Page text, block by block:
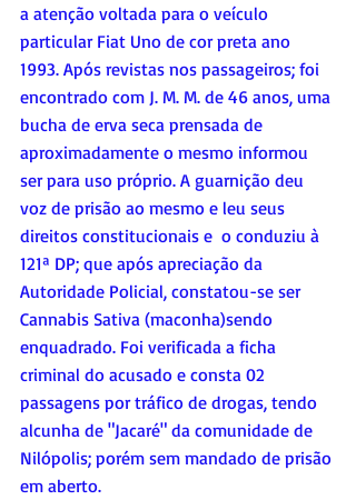
a atenção voltada para o veículo
particular Fiat Uno de cor preta ano
1993. Após revistas nos passageiros; foi
encontrado com J. M. M. de 46 anos, uma
bucha de erva seca prensada de
aproximadamente o mesmo informou
ser para uso próprio. A guarnição deu
voz de prisão ao mesmo e leu seus
direitos constitucionais e  o conduziu à
121ª DP; que após apreciação da
Autoridade Policial, constatou-se ser
Cannabis Sativa (maconha)sendo
enquadrado. Foi verificada a ficha
criminal do acusado e consta 02
passagens por tráfico de drogas, tendo
alcunha de "Jacaré" da comunidade de
Nilópolis; porém sem mandado de prisão
em aberto.